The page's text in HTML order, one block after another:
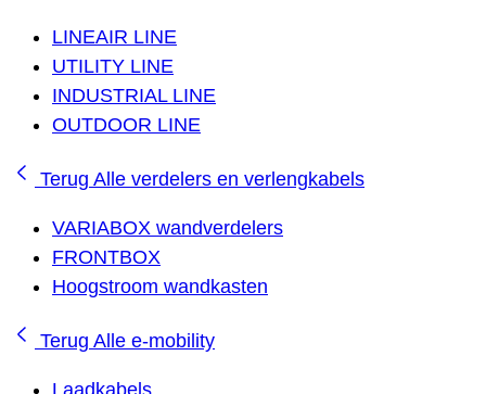
LINEAIR LINE
UTILITY LINE
INDUSTRIAL LINE
OUTDOOR LINE
Terug Alle verdelers en verlengkabels
VARIABOX wandverdelers
FRONTBOX
Hoogstroom wandkasten
Terug Alle e-mobility
Laadkabels